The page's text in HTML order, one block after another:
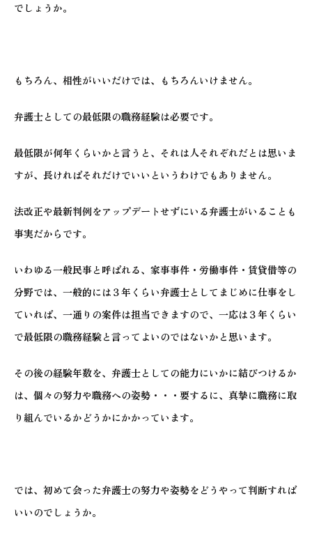
でしょうか。
もちろん、相性がいいだけでは、もちろんいけません。
弁護士としての最低限の職務経験は必要です。
最低限が何年くらいかと言うと、それは人それぞれだとは思いま
すが、長ければそれだけでいいというわけでもありません。
法改正や最新判例をアップデートせずにいる弁護士がいることも
事実だからです。
いわゆる一般民事と呼ばれる、家事事件・労働事件・賃貸借等の
分野では、一般的には３年くらい弁護士としてまじめに仕事をし
ていれば、一通りの案件は担当できますので、一応は３年くらい
で最低限の職務経験と言ってよいのではないかと思います。
その後の経験年数を、弁護士としての能力にいかに結びつけるか
は、個々の努力や職務への姿勢・・・要するに、真摯に職務に取
り組んでいるかどうかにかかっています。
では、初めて会った弁護士の努力や姿勢をどうやって判断すれば
いいのでしょうか。